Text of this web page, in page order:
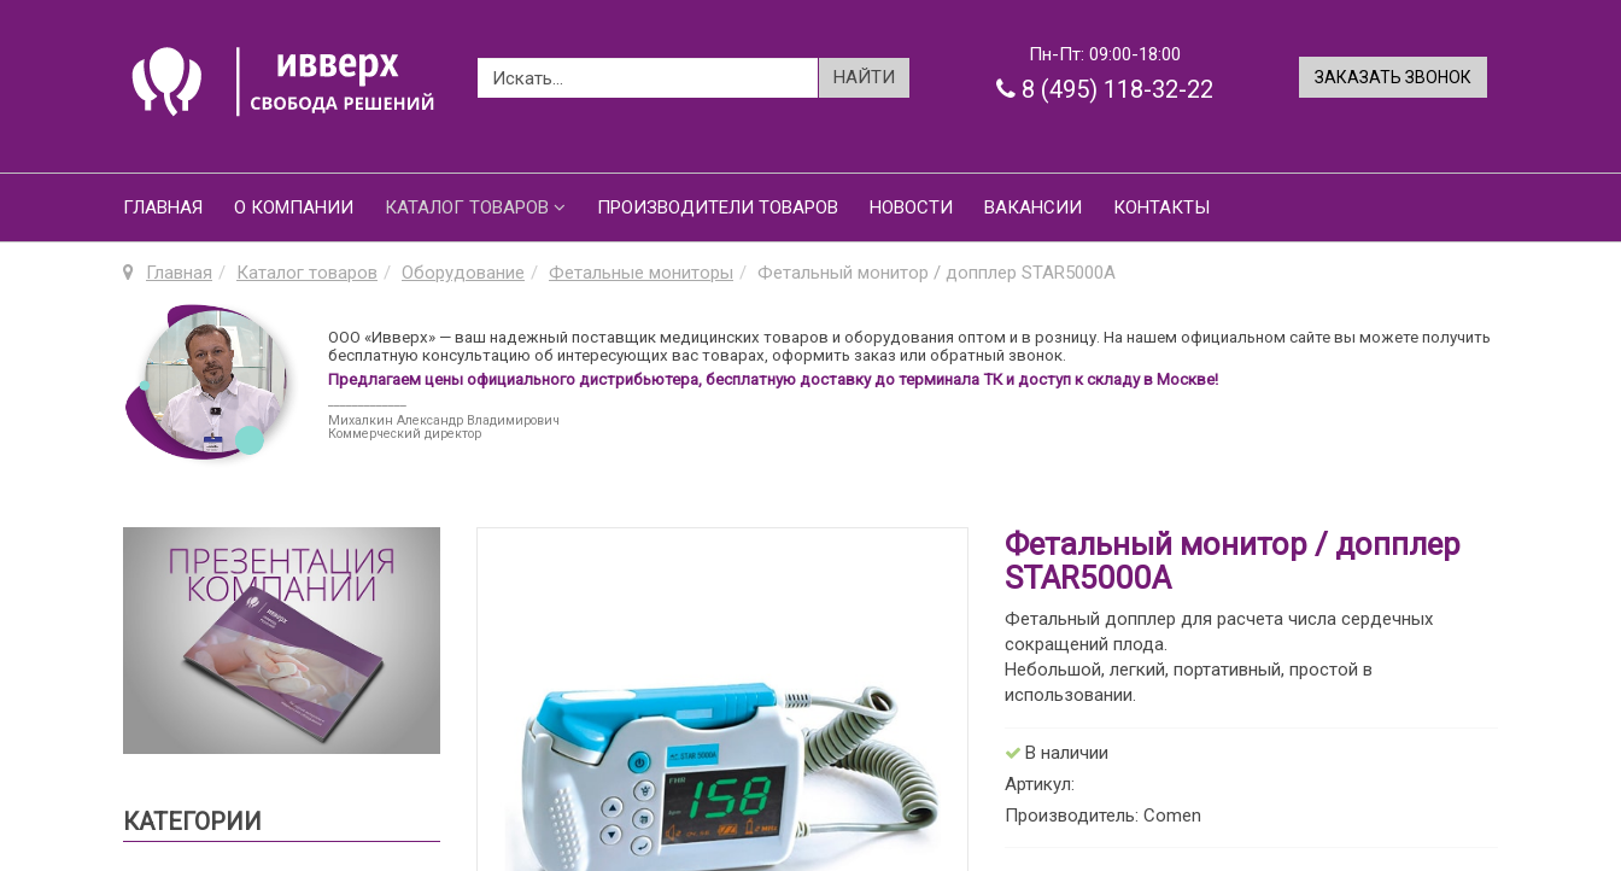
Пн-Пт: 09:00-18:00
8 (495) 118-32-22 ЗАКАЗАТЬ ЗВОНОК
ГЛАВНАЯ О КОМПАНИИ КАТАЛОГ ТОВАРОВ ПРОИЗВОДИТЕЛИ ТОВАРОВ НОВОСТИ ВАКАНСИИ КОНТАКТЫ
Главная Каталог товаров Оборудование Фетальные мониторы Фетальный монитор / допплер STAR5000A
ООО «Ивверх» — ваш надежный поставщик медицинских товаров и оборудования оптом и в розницу. На нашем официальном сайте вы можете получить
бесплатную консультацию об интересующих вас товарах, оформить заказ или обратный звонок.
Предлагаем цены официального дистрибьютера, бесплатную доставку до терминала ТК и доступ к складу в Москве!
Михалкин Александр Владимирович
Коммерческий директор
Фетальный монитор / допплер
STAR5000A
Фетальный допплер для расчета числа сердечных
сокращений плода.
Небольшой, легкий, портативный, простой в
использовании.
В наличии
Артикул:
Производитель: Comen
КАТЕГОРИИ